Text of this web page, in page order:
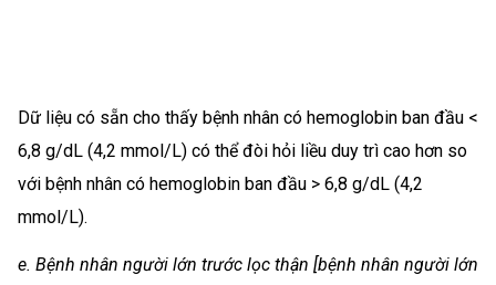
Dữ liệu có sẵn cho thấy bệnh nhân có hemoglobin ban đầu <
6,8 g/dL (4,2 mmol/L) có thể đòi hỏi liều duy trì cao hơn so
với bệnh nhân có hemoglobin ban đầu > 6,8 g/dL (4,2
mmol/L).
e. Bệnh nhân người lớn trước lọc thận [bệnh nhân người lớn